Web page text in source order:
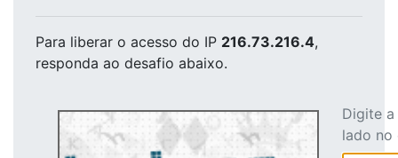
Para liberar o acesso do IP 216.73.216.4,
responda ao desafio abaixo.
Digite
lado no